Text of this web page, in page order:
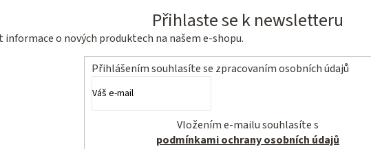
Přihlaste se k newsletteru
o nových produktech na našem e-shopu.
Přihlášením souhlasíte se zpracovaním osobních údajů
podmínkami ochrany osobních údajů